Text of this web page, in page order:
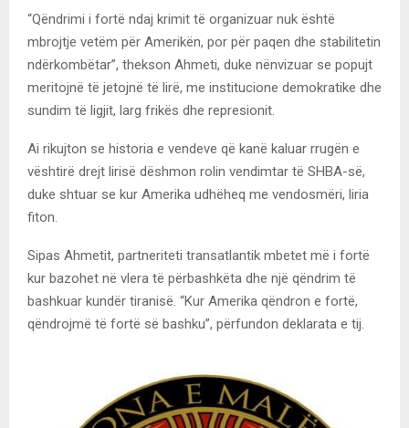
“Qëndrimi i fortë ndaj krimit të organizuar nuk është
mbrojtje vetëm për Amerikën, por për paqen dhe stabilitetin
ndërkombëtar”, thekson Ahmeti, duke nënvizuar se popujt
meritojnë të jetojnë të lirë, me institucione demokratike dhe
sundim të ligjit, larg frikës dhe represionit.
Ai rikujton se historia e vendeve që kanë kaluar rrugën e
vështirë drejt lirisë dëshmon rolin vendimtar të SHBA-së,
duke shtuar se kur Amerika udhëheq me vendosmëri, liria
fiton.
Sipas Ahmetit, partneriteti transatlantik mbetet më i fortë
kur bazohet në vlera të përbashkëta dhe një qëndrim të
bashkuar kundër tiranisë. “Kur Amerika qëndron e fortë,
qëndrojmë të fortë së bashku”, përfundon deklarata e tij.